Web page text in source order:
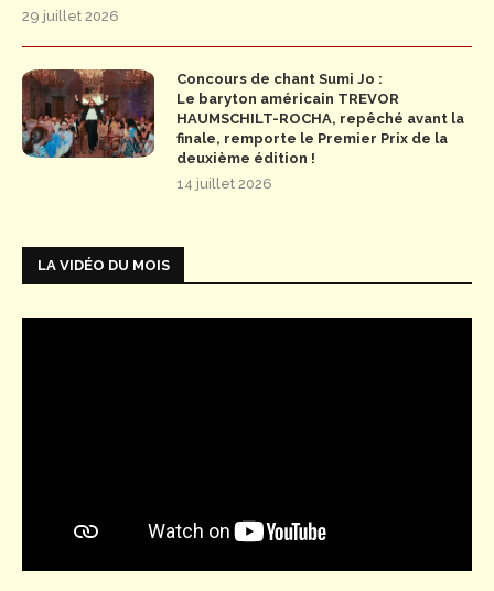
29 juillet 2026
Concours de chant Sumi Jo :
Le baryton américain TREVOR
HAUMSCHILT-ROCHA, repêché avant la
finale, remporte le Premier Prix de la
deuxième édition !
14 juillet 2026
LA VIDÉO DU MOIS